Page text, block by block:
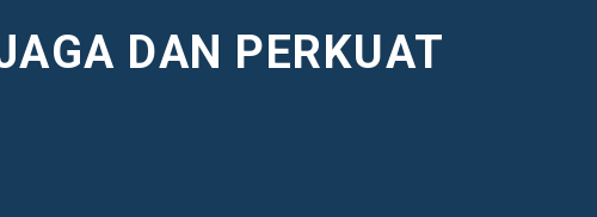
DAN PERKUAT